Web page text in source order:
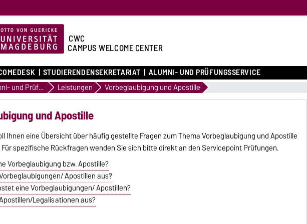
CWC
CAMPUS WELCOME CENTER
STUDIERENDENSEKRETARIAT ALUMNI- UND PRÜFUNGSSERVICE
Alumni- und Prüfungsservice Leistungen Vorbeglaubigung und Apostille
und Apostille
Ihnen eine Übersicht über häufig gestellte Fragen zum Thema Vorbeglaubigung und Apostille
spezifische Rückfragen wenden Sie sich bitte direkt an den Servicepoint Prüfungen.
Vorbeglaubigung bzw. Apostille?
Apostillen aus?
eine Vorbeglaubigungen/ Apostillen?
Legalisationen aus?